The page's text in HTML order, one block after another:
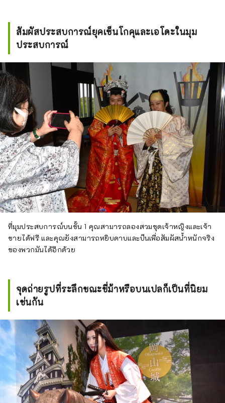
สัมผัสประสบการณ์ยุคเซ็นโกคุและเอโดะในมุม
ประสบการณ์
ที่มุมประสบการณ์บนชั้น 1 คุณสามารถลองสวมชุดเจ้าหญิงและเจ้า
ชายได้ฟรี และคุณยังสามารถหยิบดาบและปืนเพื่อสัมผัสน้ำหนักจริง
ของพวกมันได้อีกด้วย
จุดถ่ายรูปที่ระลึกขณะขี่ม้าหรือบนเปลก็เป็นที่นิยม
เช่นกัน